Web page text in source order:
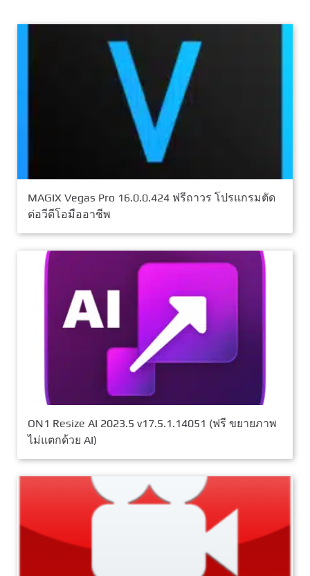
MAGIX Vegas Pro 16.0.0.424 ฟรีถาวร โปรแกรมตัด
ต่อวีดีโอมืออาชีพ
ON1 Resize AI 2023.5 v17.5.1.14051 (ฟรี ขยายภาพ
ไม่แตกด้วย AI)